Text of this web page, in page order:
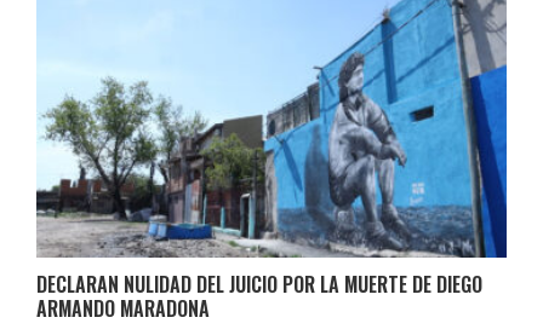
DECLARAN NULIDAD DEL JUICIO POR LA MUERTE DE DIEGO
ARMANDO MARADONA